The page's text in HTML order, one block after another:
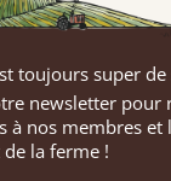
toujours super
newsletter pour
à nos membres et
la ferme !